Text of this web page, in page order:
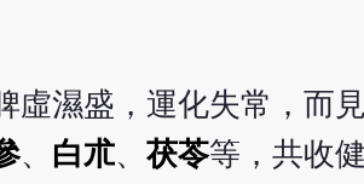
虛濕盛，運化失常，而
、 白朮、 茯苓等，共收